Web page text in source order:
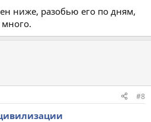
ниже, разобью его по дням,
много.
#8